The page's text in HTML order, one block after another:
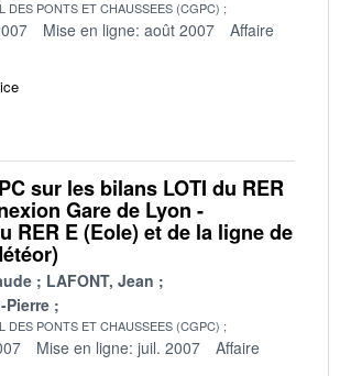
DES PONTS ET CHAUSSEES (CGPC)
Mise en ligne: août 2007
Affaire
sur les bilans LOTI du RER
Gare de Lyon -
RER E (Eole) et de la ligne de
LAFONT, Jean
Pierre
DES PONTS ET CHAUSSEES (CGPC)
Mise en ligne: juil. 2007
Affaire